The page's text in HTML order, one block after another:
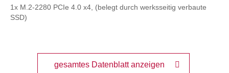
1x M.2-2280 PCIe 4.0 x4, (belegt durch werksseitig verbaute
SSD)
gesamtes Datenblatt anzeigen